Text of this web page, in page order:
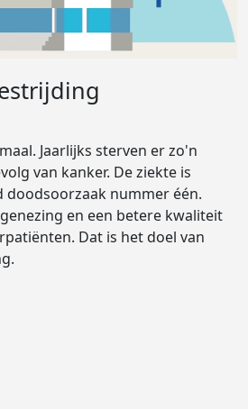
Jaarlijks sterven er zo'n
van kanker. De ziekte is
doodsoorzaak nummer één.
en een betere kwaliteit
Dat is het doel van